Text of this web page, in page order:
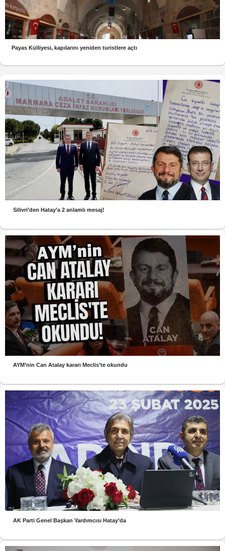
Payas Külliyesi, kapılarını yeniden turistlere açtı
Silivri’den Hatay’a 2 anlamlı mesaj!
AYM’nin Can Atalay kararı Meclis’te okundu
AK Parti Genel Başkan Yardımcısı Hatay’da